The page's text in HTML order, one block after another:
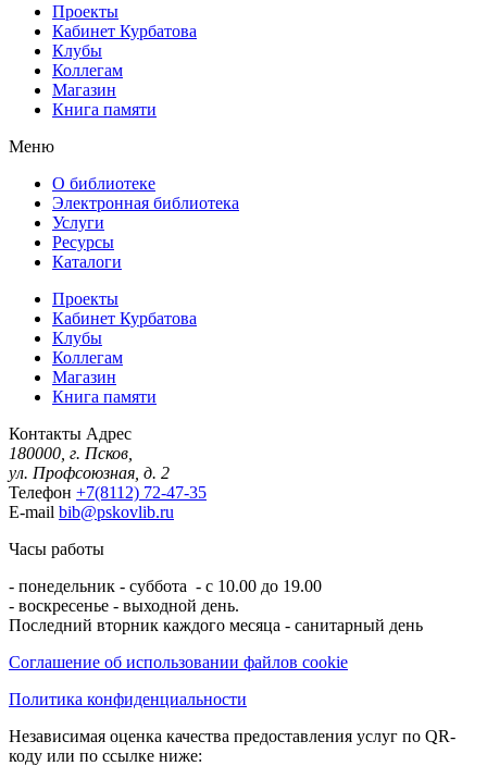
Проекты
Кабинет Курбатова
Клубы
Коллегам
Магазин
Книга памяти
Меню
О библиотеке
Электронная библиотека
Услуги
Ресурсы
Каталоги
Проекты
Кабинет Курбатова
Клубы
Коллегам
Магазин
Книга памяти
Контакты Адрес
180000, г. Псков,
ул. Профсоюзная, д. 2
Телефон +7(8112) 72-47-35
E-mail bib@pskovlib.ru
Часы работы
- понедельник - суббота - с 10.00 до 19.00
- воскресенье - выходной день.
Последний вторник каждого месяца - санитарный день
Соглашение об использовании файлов cookie
Политика конфиденциальности
Независимая оценка качества предоставления услуг по QR-
коду или по ссылке ниже: